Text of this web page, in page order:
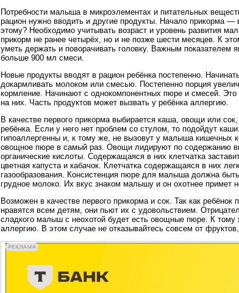
Потребности малыша в микроэлементах и питательных
рацион нужно вводить и другие продукты. Начало прикорма —
этому? Необходимо учитывать возраст и уровень развития
прикорм не ранее четырёх, но и не позже шести месяцев. К
уметь держать и поворачивать головку. Важным показателем
больше 900 мл смеси.
Новые продукты вводят в рацион ребёнка постепенно.
докармливать молоком или смесью. Постепенно порция
кормление. Начинают с однокомпонентных пюре и смесей. Это
на них. Часть продуктов может вызвать у ребёнка аллергию.
В качестве первого прикорма выбирается каша, овощи или
ребёнка. Если у него нет проблем со стулом, то подойдут
гипоаллергенны и, к тому же, не вызовут у малыша кишечных
овощное пюре в самый раз. Овощи лидируют по содержанию
органические кислоты. Содержащаяся в них клетчатка
цветная капуста и кабачок. Клетчатка содержащаяся в них
газообразования. Консистенция пюре для малыша должна
грудное молоко. Их вкус знаком малышу и он охотнее примет
Возможен в качестве первого прикорма и сок. Так как
нравятся всем детям, они пьют их с удовольствием.
сладкого малыш с неохотой будет есть овощные пюре. К
аллергию. В этом случае не отказывайтесь совсем от